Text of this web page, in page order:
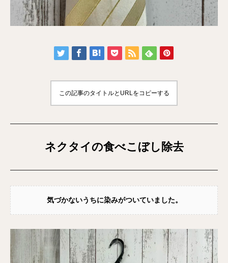
この記事のタイトルとURLをコピーする
ネクタイの食べこぼし除去
気づかないうちに染みがついていました。